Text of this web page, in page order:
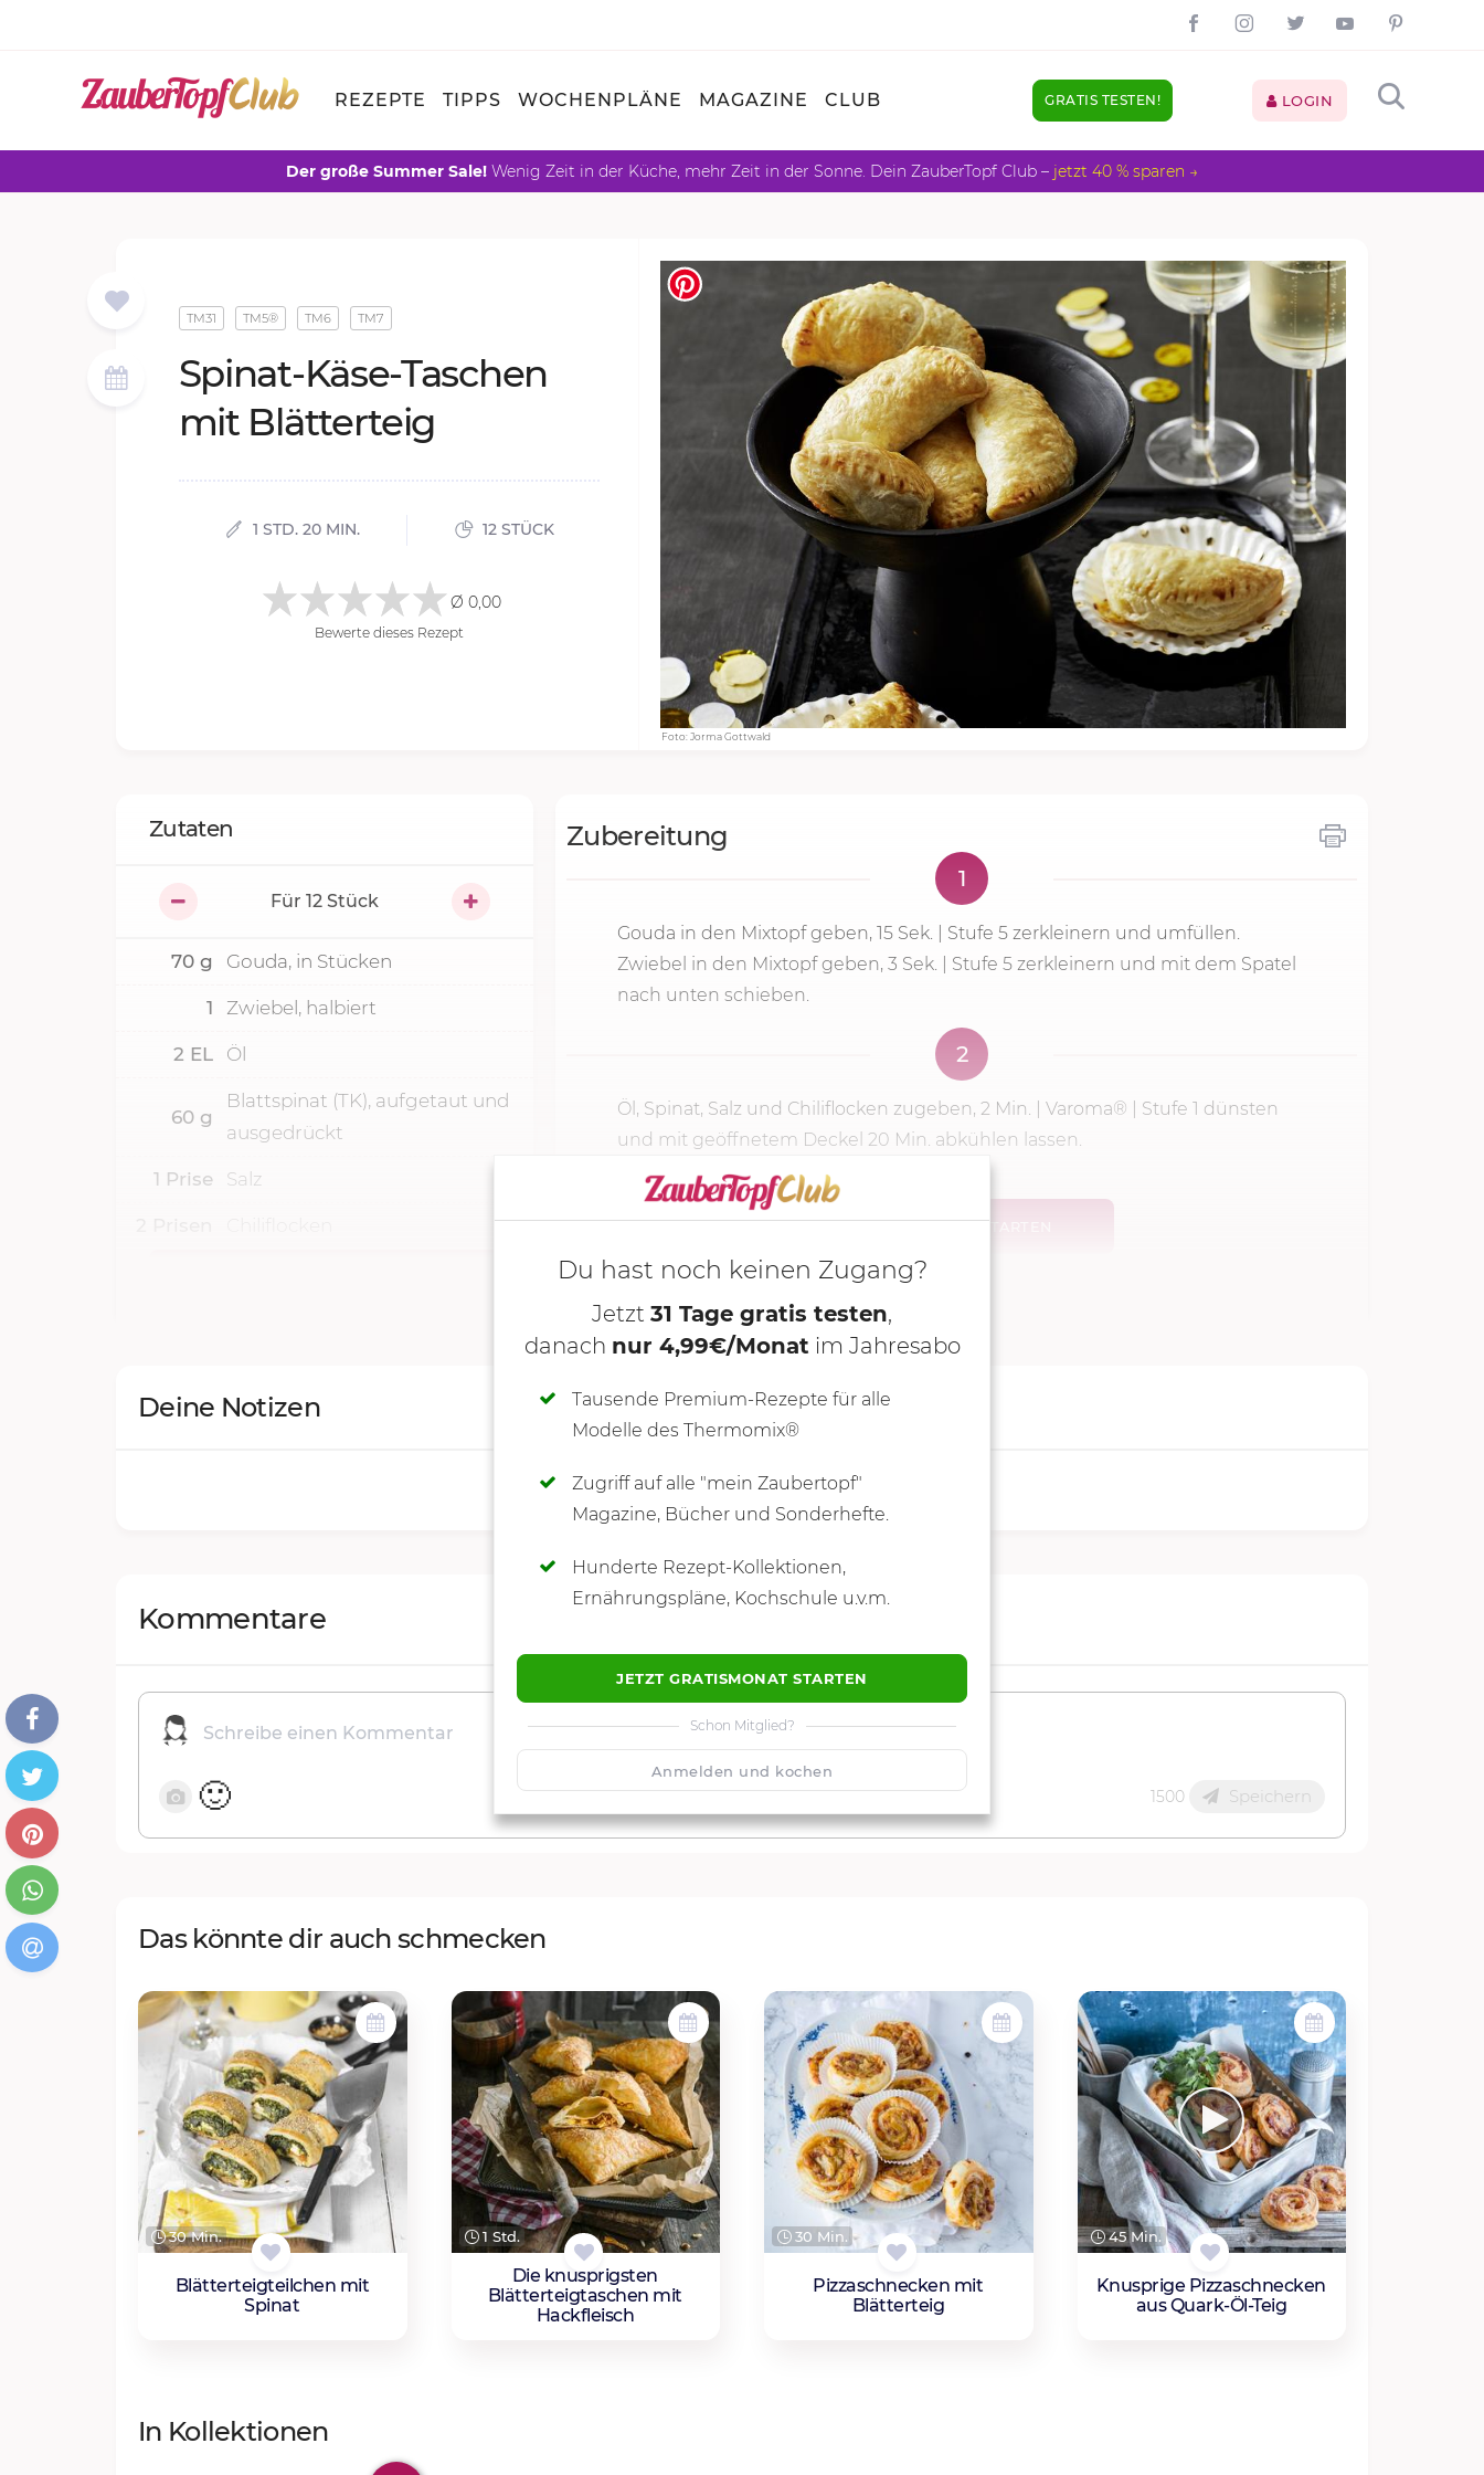
REZEPTE TIPPS WOCHENPLÄNE MAGAZINE CLUB GRATIS TESTEN! LOGIN
Der große Summer Sale! Wenig Zeit in der Küche, mehr Zeit in der Sonne. Dein ZauberTopf Club – jetzt 40 % sparen →
Foto: Jorma Gottwald
TM31 TM5® TM6 TM7
Spi­nat-Käse-Ta­schen
mit Blät­ter­teig
1 STD. 20 MIN. 12 STÜCK
Ø 0,00
Bewerte dieses Rezept
Zubereitung
1
Gouda in den Mixtopf geben, 15 Sek. Stufe 5 zerkleinern und umfüllen.
Zwiebel in den Mixtopf geben, 3 Sek. | Stufe 5 zerkleinern und mit dem Spatel
nach unten schieben.
2
Öl, Spinat, Salz und Chiliflocken zugeben, 2 Min. | Varoma® | Stufe 1 dünsten
und mit geöffnetem Deckel 20 Min. abkühlen lassen.
KOCHMODUS STARTEN
Zutaten
Für 12 Stück
70 g Gouda, in Stücken
1 Zwiebel, halbiert
2 EL Öl
60 g
Blattspinat (TK), aufgetaut und
ausgedrückt
1 Prise Salz
Deine Notizen
SCHREIBE NEUE NOTIZ
Du hast noch keinen Zugang?
Jetzt 31 Tage gratis testen,
danach nur 4,99€/Monat im Jahresabo
Tausende Premium-Rezepte für alle
Modelle des Thermomix®
Zugriff auf alle "mein Zaubertopf"
Magazine, Bücher und Sonderhefte.
Hunderte Rezept-Kollektionen,
Ernährungspläne, Kochschule u.v.m.
JETZT GRATISMONAT STARTEN
Schon Mitglied?
Anmelden und kochen
Kommentare
🙂 1500 Speichern
Das könnte dir auch schmecken
30 Min.
Blätterteigteilchen mit
Spinat
1 Std.
Die knusprigsten
Blätterteigtaschen mit
Hackfleisch
30 Min.
Pizzaschnecken mit
Blätterteig
45 Min.
Knusprige Pizzaschnecken
aus Quark-Öl-Teig
In Kollektionen